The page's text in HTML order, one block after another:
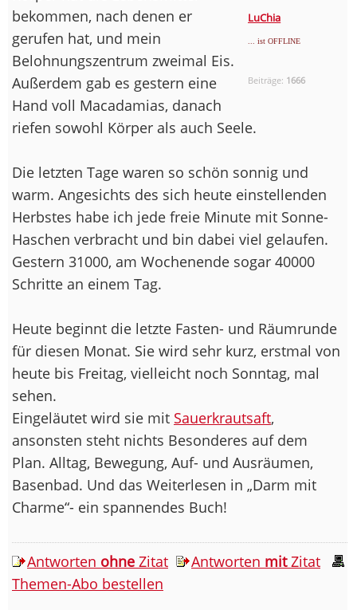
LuChia
... ist OFFLINE
Beiträge: 1666
bekommen, nach denen er
gerufen hat, und mein
Belohnungszentrum zweimal Eis.
Außerdem gab es gestern eine
Hand voll Macadamias, danach
riefen sowohl Körper als auch Seele.
Die letzten Tage waren so schön sonnig und
warm. Angesichts des sich heute einstellenden
Herbstes habe ich jede freie Minute mit Sonne-
Haschen verbracht und bin dabei viel gelaufen.
Gestern 31000, am Wochenende sogar 40000
Schritte an einem Tag.
Heute beginnt die letzte Fasten- und Räumrunde
für diesen Monat. Sie wird sehr kurz, erstmal von
heute bis Freitag, vielleicht noch Sonntag, mal
sehen.
Eingeläutet wird sie mit Sauerkrautsaft,
ansonsten steht nichts Besonderes auf dem
Plan. Alltag, Bewegung, Auf- und Ausräumen,
Basenbad. Und das Weiterlesen in „Darm mit
Charme“- ein spannendes Buch!
Antworten ohne Zitat Antworten mitZitat
Themen-Abo bestellen